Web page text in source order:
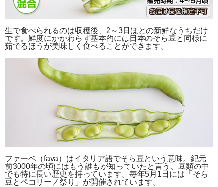
生で食べられるのは収穫後、2～3日ほどの新鮮なうちだけ
です。鮮度にかかわらず基本的には日本のそら豆と同様に
茹でるほうが美味しく食べることができます。
ファーベ（fava）はイタリア語でそら豆という意味。紀元
前3000年の頃にはもう誰もが知っていたと言う、豆類の中
でも特に長い歴史を持っています。毎年5月1日には「そら
豆とペコリーノ祭り」が開催されています。